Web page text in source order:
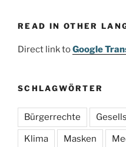
READ IN OTHER
Direct link toGoogle
SCHLAGWÖRTER
Bürgerrechte
Klima Masken